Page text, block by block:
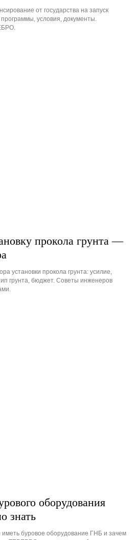
от государства на запуск
условия, документы.
прокола грунта —
установки прокола грунта: усилие,
грунта, бюджет. Советы инженеров
оборудования
знать
буровое оборудование ГНБ и зачем